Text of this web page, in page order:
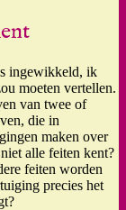
ingewikkeld, ik
moeten vertellen.
van twee of
die in
maken over
alle feiten kent?
feiten worden
precies het